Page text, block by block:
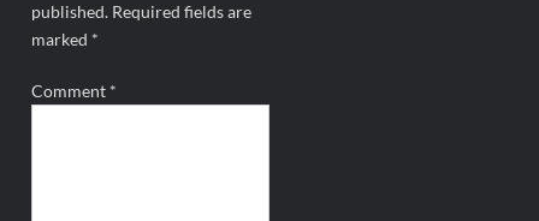
published. Required fields are
marked *
Comment *